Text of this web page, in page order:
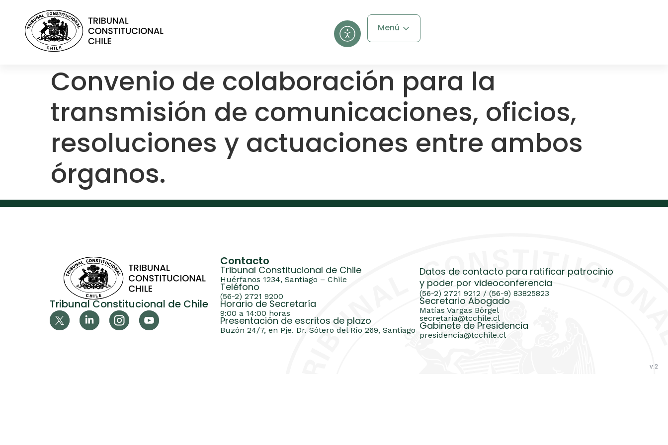
Menú
Convenio de colaboración para la
transmisión de comunicaciones, oficios,
resoluciones y actuaciones entre ambos
órganos.
Tribunal Constitucional de Chile
Contacto
Tribunal Constitucional de Chile
Huérfanos 1234, Santiago – Chile
Teléfono
(56-2) 2721 9200
Horario de Secretaría
9:00 a 14:00 horas
Presentación de escritos de plazo
Buzón 24/7, en Pje. Dr. Sótero del Río 269, Santiago
Datos de contacto para ratificar patrocinio
y poder por videoconferencia
(56-2) 2721 9212 / (56-9) 83825823
Secretario Abogado
Matías Vargas Börgel
secretaria@tcchile.cl
Gabinete de Presidencia
presidencia@tcchile.cl
v.2